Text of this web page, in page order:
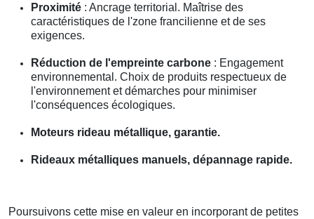
Proximité : Ancrage territorial. Maîtrise des
caractéristiques de l'zone francilienne et de ses
exigences.
Réduction de l'empreinte carbone : Engagement
environnemental. Choix de produits respectueux de
l'environnement et démarches pour minimiser
l'conséquences écologiques.
Moteurs rideau métallique, garantie.
Rideaux métalliques manuels, dépannage rapide.
Poursuivons cette mise en valeur en incorporant de petites